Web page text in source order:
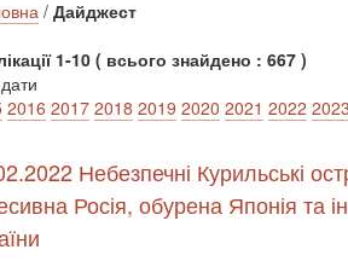
/ Дайджест
1-10 ( всього знайдено : 667 )
2016 2017 2018 2019 2020 2021 2022
Небезпечні Курильські
Росія, обурена Японія та